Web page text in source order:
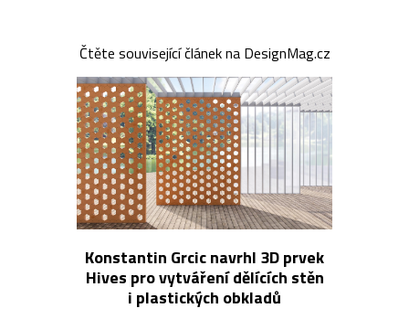
Čtěte související článek na DesignMag.cz
Konstantin Grcic navrhl 3D prvek
Hives pro vytváření dělících stěn
i plastických obkladů